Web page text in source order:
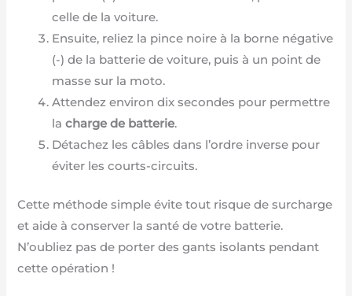
celle de la voiture.
Ensuite, reliez la pince noire à la borne négative
(-) de la batterie de voiture, puis à un point de
masse sur la moto.
Attendez environ dix secondes pour permettre
lacharge de batterie.
Détachez les câbles dans l’ordre inverse pour
éviter les courts-circuits.
Cette méthode simple évite tout risque de surcharge
et aide à conserver la santé de votre batterie.
N’oubliez pas de porter des gants isolants pendant
cette opération !